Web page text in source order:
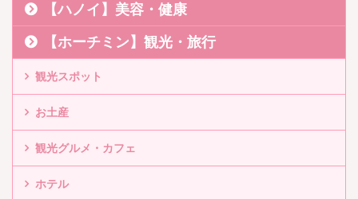
【ハノイ】美容・健康
【ホーチミン】観光・旅行
観光スポット
お土産
観光グルメ・カフェ
ホテル